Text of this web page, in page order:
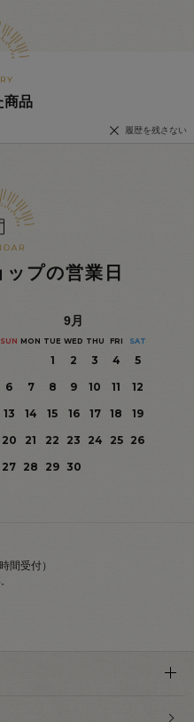
商品
履歴を残さない
プの営業日
9月
SUN MON TUE WED THU FRI SAT
1 2 3 4
5
6
7 8 9 10 11
12
13
14 15 16 17 18
19
20
21 22 23 24 25
26
27 28 29 30
間受付）